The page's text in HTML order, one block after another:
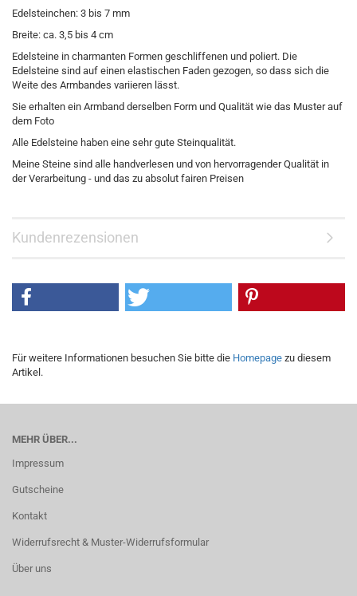
Edelsteinchen: 3 bis 7 mm
Breite: ca. 3,5 bis 4 cm
Edelsteine in charmanten Formen geschliffenen und poliert. Die
Edelsteine sind auf einen elastischen Faden gezogen, so dass sich die
Weite des Armbandes variieren lässt.
Sie erhalten ein Armband derselben Form und Qualität wie das Muster auf
dem Foto
Alle Edelsteine haben eine sehr gute Steinqualität.
Meine Steine sind alle handverlesen und von hervorragender Qualität in
der Verarbeitung - und das zu absolut fairen Preisen
Kundenrezensionen
Für weitere Informationen besuchen Sie bitte die Homepage zu diesem
Artikel.
MEHR ÜBER...
Impressum
Gutscheine
Kontakt
Widerrufsrecht & Muster-Widerrufsformular
Über uns